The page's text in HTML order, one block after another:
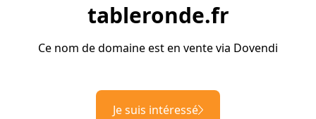
tableronde.fr
Ce nom de domaine est en vente via Dovendi
Je suis intéressé